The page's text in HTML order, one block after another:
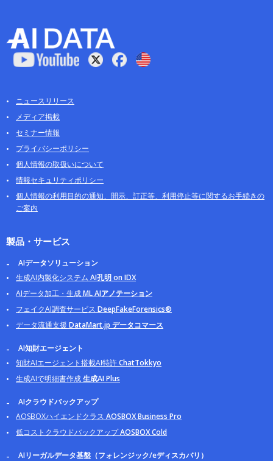
ニュースリリース
メディア掲載
セミナー情報
プライバシーポリシー
個人情報の取扱いについて
情報セキュリティポリシー
個人情報の利用目的の通知、開示、訂正等、利用停止等に関するお手続きの
ご案内
製品・サービス
AIデータソリューション
生成AI内製化システム AI孔明 on IDX
AIデータ加工・生成ML AIアノテーション
フェイクAI調査サービス DeepFakeForensics®
データ流通支援 DataMart.jp データコマース
AI知財エージェント
知財AIエージェント搭載AI特許ChatTokkyo
生成AIで明細書作成生成AI Plus
AIクラウドバックアップ
AOSBOXハイエンドクラス AOSBOX Business Pro
低コストクラウドバックアップAOSBOX Cold
AIリーガルデータ基盤（フォレンジック/eディスカバリ）